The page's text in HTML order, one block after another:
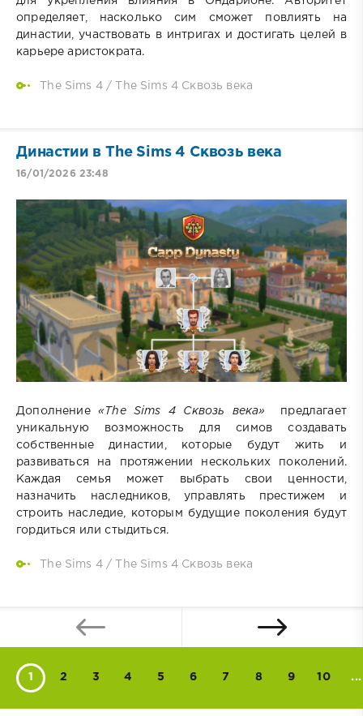
определяет, насколько сим сможет повлиять на
династии, участвовать в интригах и достигать целей в
карьере аристократа.
The Sims 4/ The Sims 4 Сквозь века
Династии в The Sims 4 Сквозь века
16/01/2026 23:48
Дополнение «The Sims 4 Сквозь века»
предлагает
уникальную возможность для симов создавать
собственные династии, которые будут жить и
развиваться на протяжении нескольких поколений.
Каждая семья может выбрать свои ценности,
назначить наследников, управлять престижем и
строить наследие, которым будущие поколения будут
гордиться или стыдиться.
The Sims 4/ The Sims 4 Сквозь века
1 2 3 4 5 6 7 8 9 10 ...